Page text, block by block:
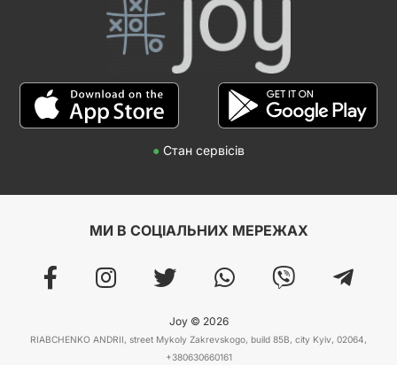
● Стан сервісів
МИ В СОЦІАЛЬНИХ МЕРЕЖАХ
Joy © 2026
RIABCHENKO ANDRII, street Mykoly Zakrevskogo, build 85B, city Kyiv, 02064,
+380630660161